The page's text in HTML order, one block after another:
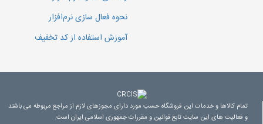
نحوه فعال سازی نرم‌افزار
آموزش استفاده از کد تخفیف
تمام کالاها و خدمات این فروشگاه حسب مورد دارای مجوزهای لازم از مراجع مربوطه می باشند
و فعالیت های این سایت تابع قوانین و مقررات جمهوری اسلامی ایران است.